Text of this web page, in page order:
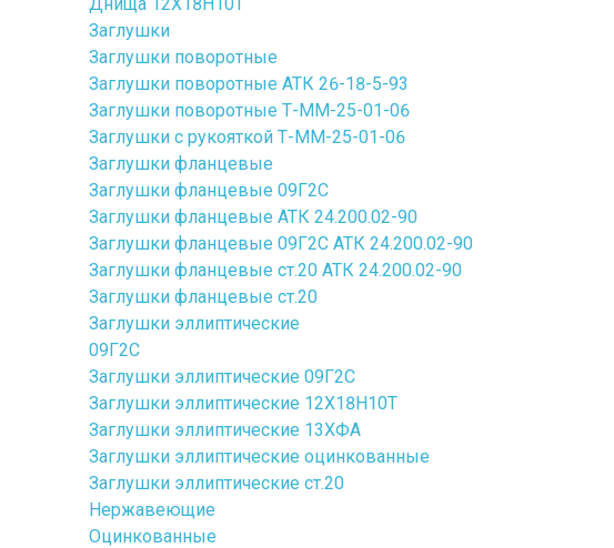
Заглушки
Заглушки поворотные
Заглушки поворотные АТК 26-18-5-93
Заглушки поворотные Т-ММ-25-01-06
Заглушки с рукояткой Т-ММ-25-01-06
Заглушки фланцевые
Заглушки фланцевые 09Г2С
Заглушки фланцевые АТК 24.200.02-90
Заглушки фланцевые 09Г2С АТК 24.200.02-90
Заглушки фланцевые ст.20 АТК 24.200.02-90
Заглушки фланцевые ст.20
Заглушки эллиптические
09Г2С
Заглушки эллиптические 09Г2С
Заглушки эллиптические 12Х18Н10Т
Заглушки эллиптические 13ХФА
Заглушки эллиптические оцинкованные
Заглушки эллиптические ст.20
Нержавеющие
Оцинкованные